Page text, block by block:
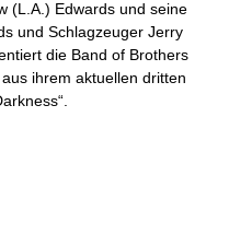
(L.A.) Edwards und seine
und Schlagzeuger Jerry
die Band of Brothers
ihrem aktuellen dritten